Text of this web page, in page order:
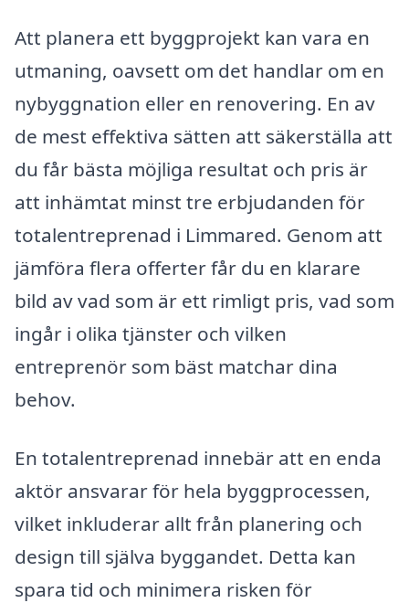
Att planera ett byggprojekt kan vara en
utmaning, oavsett om det handlar om en
nybyggnation eller en renovering. En av
de mest effektiva sätten att säkerställa att
du får bästa möjliga resultat och pris är
att inhämtat minst tre erbjudanden för
totalentreprenad i Limmared. Genom att
jämföra flera offerter får du en klarare
bild av vad som är ett rimligt pris, vad som
ingår i olika tjänster och vilken
entreprenör som bäst matchar dina
behov.
En totalentreprenad innebär att en enda
aktör ansvarar för hela byggprocessen,
vilket inkluderar allt från planering och
design till själva byggandet. Detta kan
spara tid och minimera risken för